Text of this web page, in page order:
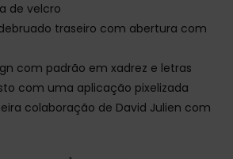
de velcro
traseiro com abertura com
com padrão em xadrez e letras
com uma aplicação pixelizada
colaboração de David Julien com